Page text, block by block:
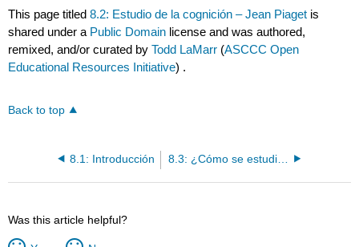
This page titled8.2: Estudio de la cognición – Jean Piaget is
shared under a Public Domain license and was authored,
remixed, and/or curated byTodd LaMarr (ASCCC Open
Educational Resources Initiative) .
Back to top
8.1: Introducción
Was this article helpful?